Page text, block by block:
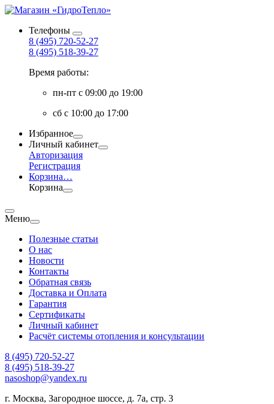
Телефоны
8 (495) 720-52-27
8 (495) 518-39-27
Время работы:
пн-пт с 09:00 до 19:00
сб с 10:00 до 17:00
Избранное
Личный кабинет
Авторизация
Регистрация
Корзина…
Корзина
Меню
Полезные статьи
О нас
Новости
Контакты
Обратная связь
Доставка и Оплата
Гарантия
Сертификаты
Личный кабинет
Расчёт системы отопления и консультации
8 (495) 720-52-27
8 (495) 518-39-27
nasoshop@yandex.ru
г. Москва, Загородное шоссе, д. 7а, стр. 3